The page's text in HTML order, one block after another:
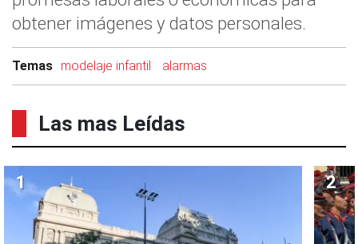
obtener imágenes y datos personales.
Temas modelaje infantil alarmas
Las mas Leídas